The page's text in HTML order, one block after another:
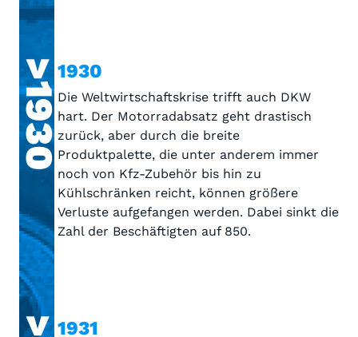
>19301930
Die Weltwirtschaftskrise trifft auch DKW
hart. Der Motorradabsatz geht drastisch
zurück, aber durch die breite
Produktpalette, die unter anderem immer
noch von Kfz-Zubehör bis hin zu
Kühlschränken reicht, können größere
Verluste aufgefangen werden. Dabei sinkt die
Zahl der Beschäftigten auf 850.
1931